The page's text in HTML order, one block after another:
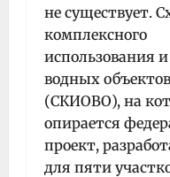
не существует.
комплексного
использования
водных объектов
(СКИОВО), на
опирается
проект,
для пяти